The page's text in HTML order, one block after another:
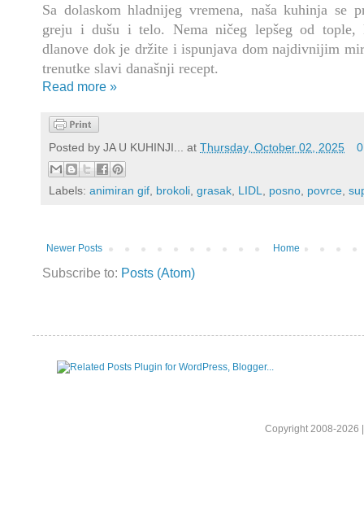
Sa dolaskom hladnijeg vremena, naša kuhinja se
greju i dušu i telo. Nema ničeg lepšeg od tople,
dlanove dok je držite i ispunjava dom najdivnijim
trenutke slavi današnji recept.
Read more »
Posted by JA U KUHINJI... at Thursday, October 02, 2025
Labels: animiran gif brokoli grasak LIDL posno povrce
Newer Posts Home
Subscribe to: Posts (Atom)
Copyright 2008-2026